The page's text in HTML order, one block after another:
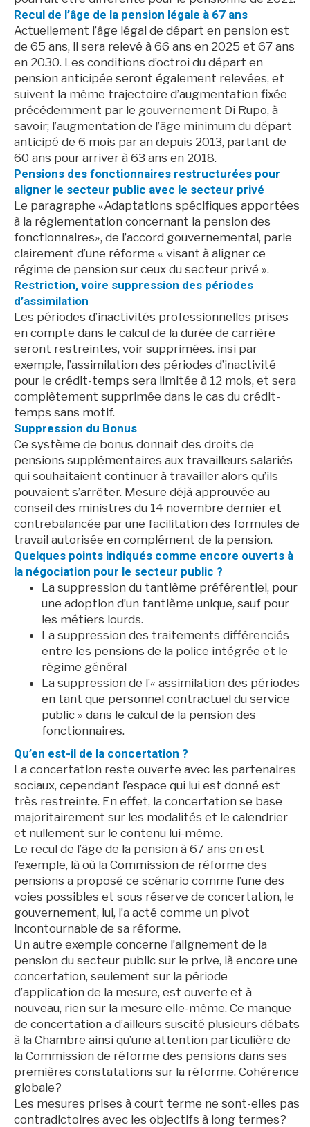
Recul de l’âge de la pension légale à 67 ans
Actuellement l’âge légal de départ en pension est
de 65 ans, il sera relevé à 66 ans en 2025 et 67 ans
en 2030. Les conditions d’octroi du départ en
pension anticipée seront également relevées, et
suivent la même trajectoire d’augmentation fixée
précédemment par le gouvernement Di Rupo, à
savoir; l’augmentation de l’âge minimum du départ
anticipé de 6 mois par an depuis 2013, partant de
60 ans pour arriver à 63 ans en 2018.
Pensions des fonctionnaires restructurées pour
aligner le secteur public avec le secteur privé
Le paragraphe «Adaptations spécifiques apportées
à la réglementation concernant la pension des
fonctionnaires», de l’accord gouvernemental, parle
clairement d’une réforme « visant à aligner ce
régime de pension sur ceux du secteur privé ».
Restriction, voire suppression des périodes
d’assimilation
Les périodes d’inactivités professionnelles prises
en compte dans le calcul de la durée de carrière
seront restreintes, voir supprimées. insi par
exemple, l’assimilation des périodes d’inactivité
pour le crédit-temps sera limitée à 12 mois, et sera
complètement supprimée dans le cas du crédit-
temps sans motif.
Suppression du Bonus
Ce système de bonus donnait des droits de
pensions supplémentaires aux travailleurs salariés
qui souhaitaient continuer à travailler alors qu’ils
pouvaient s’arrêter. Mesure déjà approuvée au
conseil des ministres du 14 novembre dernier et
contrebalancée par une facilitation des formules de
travail autorisée en complément de la pension.
Quelques points indiqués comme encore ouverts à
la négociation pour le secteur public ?
La suppression du tantième préférentiel, pour
une adoption d’un tantième unique, sauf pour
les métiers lourds.
La suppression des traitements différenciés
entre les pensions de la police intégrée et le
régime général
La suppression de l’« assimilation des périodes
en tant que personnel contractuel du service
public » dans le calcul de la pension des
fonctionnaires.
Qu’en est-il de la concertation ?
La concertation reste ouverte avec les partenaires
sociaux, cependant l’espace qui lui est donné est
très restreinte. En effet, la concertation se base
majoritairement sur les modalités et le calendrier
et nullement sur le contenu lui-même.
Le recul de l’âge de la pension à 67 ans en est
l’exemple, là où la Commission de réforme des
pensions a proposé ce scénario comme l’une des
voies possibles et sous réserve de concertation, le
gouvernement, lui, l’a acté comme un pivot
incontournable de sa réforme.
Un autre exemple concerne l’alignement de la
pension du secteur public sur le prive, là encore une
concertation, seulement sur la période
d’application de la mesure, est ouverte et à
nouveau, rien sur la mesure elle-même. Ce manque
de concertation a d’ailleurs suscité plusieurs débats
à la Chambre ainsi qu’une attention particulière de
la Commission de réforme des pensions dans ses
premières constatations sur la réforme. Cohérence
globale?
Les mesures prises à court terme ne sont-elles pas
contradictoires avec les objectifs à long termes?